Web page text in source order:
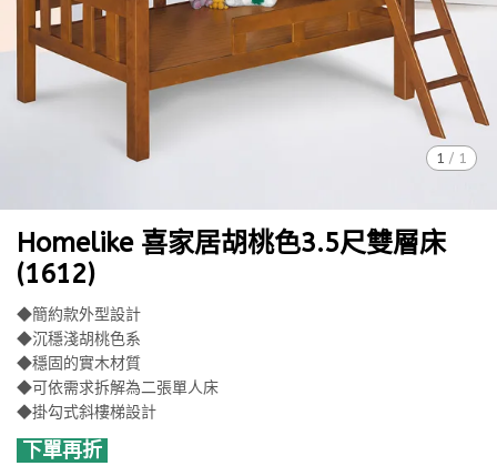
1 / 1
Homelike 喜家居胡桃色3.5尺雙層床
(1612)
◆簡約款外型設計
◆沉穩淺胡桃色系
◆穩固的實木材質
◆可依需求拆解為二張單人床
◆掛勾式斜樓梯設計
下單再折